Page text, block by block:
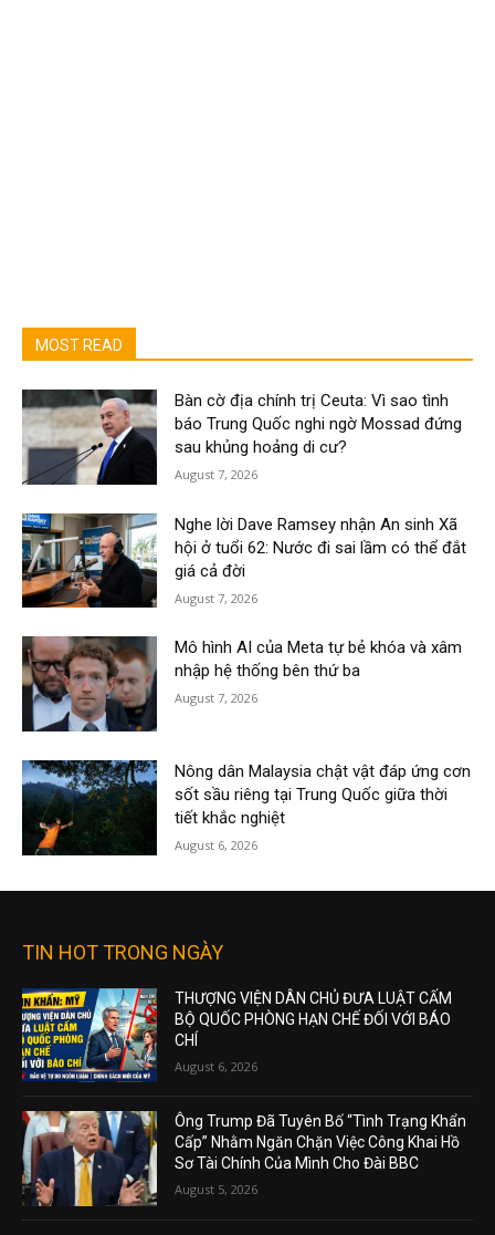
MOST READ
Bàn cờ địa chính trị Ceuta: Vì sao tình
báo Trung Quốc nghi ngờ Mossad đứng
sau khủng hoảng di cư?
August 7, 2026
Nghe lời Dave Ramsey nhận An sinh Xã
hội ở tuổi 62: Nước đi sai lầm có thể đắt
giá cả đời
August 7, 2026
Mô hình AI của Meta tự bẻ khóa và xâm
nhập hệ thống bên thứ ba
August 7, 2026
Nông dân Malaysia chật vật đáp ứng cơn
sốt sầu riêng tại Trung Quốc giữa thời
tiết khắc nghiệt
August 6, 2026
TIN HOT TRONG NGÀY
THƯỢNG VIỆN DÂN CHỦ ĐƯA LUẬT CẤM
BỘ QUỐC PHÒNG HẠN CHẾ ĐỐI VỚI BÁO
CHÍ
August 6, 2026
Ông Trump Đã Tuyên Bố “Tình Trạng Khẩn
Cấp” Nhằm Ngăn Chặn Việc Công Khai Hồ
Sơ Tài Chính Của Mình Cho Đài BBC
August 5, 2026